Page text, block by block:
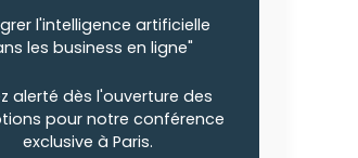
l'intelligence artificielle
les business en ligne"
alerté dès l'ouverture des
pour notre conférence
exclusive à Paris.